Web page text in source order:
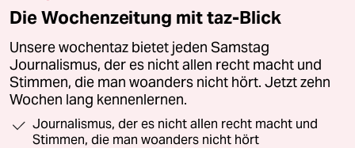
Die Wochenzeitung mit taz-Blick
Unsere wochentaz bietet jeden Samstag
Journalismus, der es nicht allen recht macht und
Stimmen, die man woanders nicht hört. Jetzt zehn
Wochen lang kennenlernen.
Journalismus, der es nicht allen recht macht und
Stimmen, die man woanders nicht hört